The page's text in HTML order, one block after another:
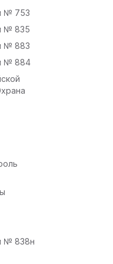
№ 753
№ 835
№ 883
№ 884
№ 838н